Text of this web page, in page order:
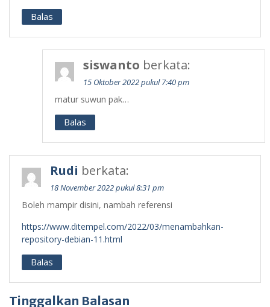
Balas
siswanto berkata:
15 Oktober 2022 pukul 7:40 pm
matur suwun pak…
Balas
Rudi berkata:
18 November 2022 pukul 8:31 pm
Boleh mampir disini, nambah referensi
https://www.ditempel.com/2022/03/menambahkan-
repository-debian-11.html
Balas
Tinggalkan Balasan